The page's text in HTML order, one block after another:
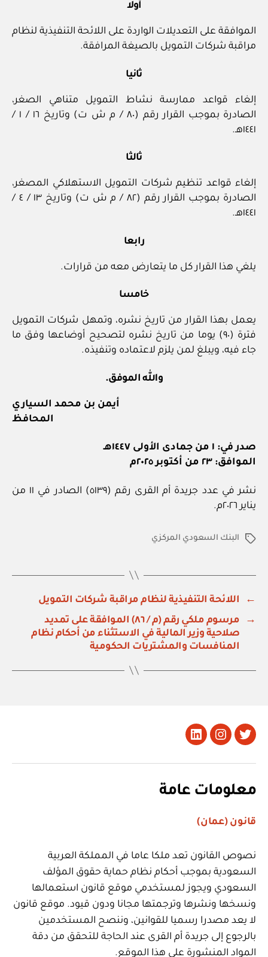
أولا
الموافقة على التعديلات الواردة على اللائحة التنفيذية لنظام
مراقبة شركات التمويل بالصيغة المرافقة.
ثانيا
إلغاء قواعد ممارسة نشاط التمويل متناهي الصغر،
الصادرة بموجب القرار رقم (٨٠ / م ش ت) وتاريخ ١٦ / ١ /
١٤٤١هـ.
ثالثا
إلغاء قواعد تنظيم شركات التمويل الاستهلاكي المصغر،
الصادرة بموجب القرار رقم (٨٢ / م ش ت) وتاريخ ١٣ / ٤ /
١٤٤١هـ.
رابعا
يلغي هذا القرار كل ما يتعارض معه من قرارات.
خامسا
يعمل بهذا القرار من تاريخ نشره، وتمهل شركات التمويل
فترة (٩٠) يوما من تاريخ نشره لتصحيح أوضاعها وفق ما
جاء فيه، ويبلغ لمن يلزم لاعتماده وتنفيذه.
والله الموفق.
أيمن بن محمد السياري
المحافظ
صدر في: ١ من جمادى الأولى ١٤٤٧هـ
الموافق: ٢٣ من أكتوبر ٢٠٢٥م
نشر في عدد جريدة أم القرى رقم (٥١٣٩) الصادر في ١١ من
يناير ٢٠٢٦م.
الوسومالبنك السعودي المركزي
←
اللائحة التنفيذية لنظام مراقبة شركات التمويل
→
مرسوم ملكي رقم (م / ٨٦) الموافقة على تمديد
صلاحية وزير المالية في الاستثناء من أحكام نظام
المنافسات والمشتريات الحكومية
تويتر Instagram
LinkedIn
معلومات عامة
قانون (عمان)
نصوص القانون تعد ملكا عاما في المملكة العربية
السعودية بموجب أحكام نظام حماية حقوق المؤلف
السعودي ويجوز لمستخدمي موقع قانون استعمالها
ونسخها ونشرها وترجمتها مجانا ودون قيود. موقع قانون
لا يعد مصدرا رسميا للقوانين، وننصح المستخدمين
بالرجوع إلى جريدة أم القرى عند الحاجة للتحقق من دقة
المواد المنشورة على هذا الموقع.